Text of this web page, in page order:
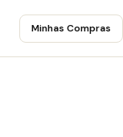
Minhas Compras